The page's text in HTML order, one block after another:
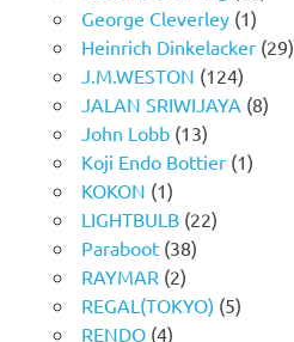
George Cleverley(1)
Heinrich Dinkelacker(29)
J.M.WESTON (124)
JALAN SRIWIJAYA (8)
John Lobb(13)
Koji Endo Bottier(1)
KOKON (1)
LIGHTBULB(22)
Paraboot(38)
RAYMAR (2)
REGAL(TOKYO) (5)
RENDO(4)